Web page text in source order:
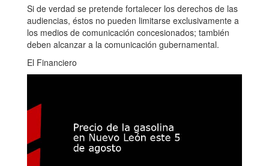
Si de verdad se pretende fortalecer los derechos de las
audiencias, éstos no pueden limitarse exclusivamente a
los medios de comunicación concesionados; también
deben alcanzar a la comunicación gubernamental.
El Financiero